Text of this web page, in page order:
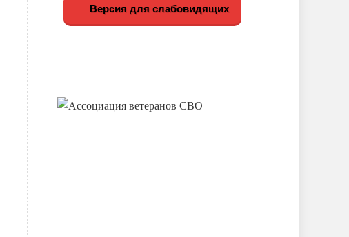
Версия для слабовидящих